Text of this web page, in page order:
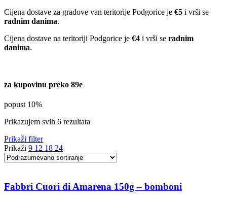
Cijena dostave za gradove van teritorije Podgorice je €5 i vrši se
radnim danima.
Cijena dostave na teritoriji Podgorice je €4 i vrši se radnim
danima.
za kupovinu preko 89e
popust 10%
Prikazujem svih 6 rezultata
Prikaži filter
Prikaži 9 12 18 24
Fabbri Cuori di Amarena 150g – bomboni